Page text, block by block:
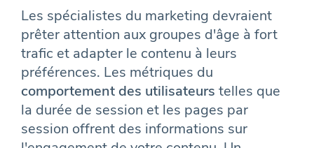
Les spécialistes du marketing devraient
prêter attention aux groupes d'âge à fort
trafic et adapter le contenu à leurs
préférences. Les métriques du
comportement des utilisateurs telles que
la durée de session et les pages par
session offrent des informations sur